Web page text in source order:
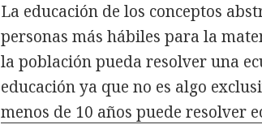
La educación de los conceptos
personas más hábiles para la
la población pueda resolver una
educación ya que no es algo
menos de 10 años puede resolver